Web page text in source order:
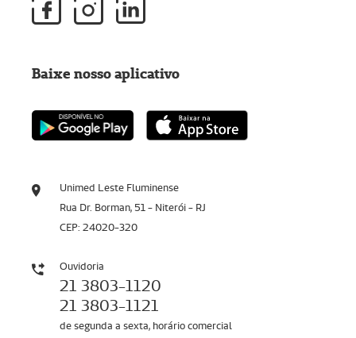
Unimed Leste Fluminense
Rua Dr. Borman, 51 - Niterói - RJ
CEP: 24020-320
Ouvidoria
21 3803-1120
21 3803-1121
de segunda a sexta, horário comercial
Baixe nosso aplicativo